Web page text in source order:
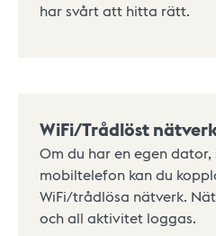
har svårt att hitta rätt.
WiFi/Trådlöst
Om du har en egen
mobiltelefon kan du
WiFi/trådlösa nätverk.
och all aktivitet loggas.